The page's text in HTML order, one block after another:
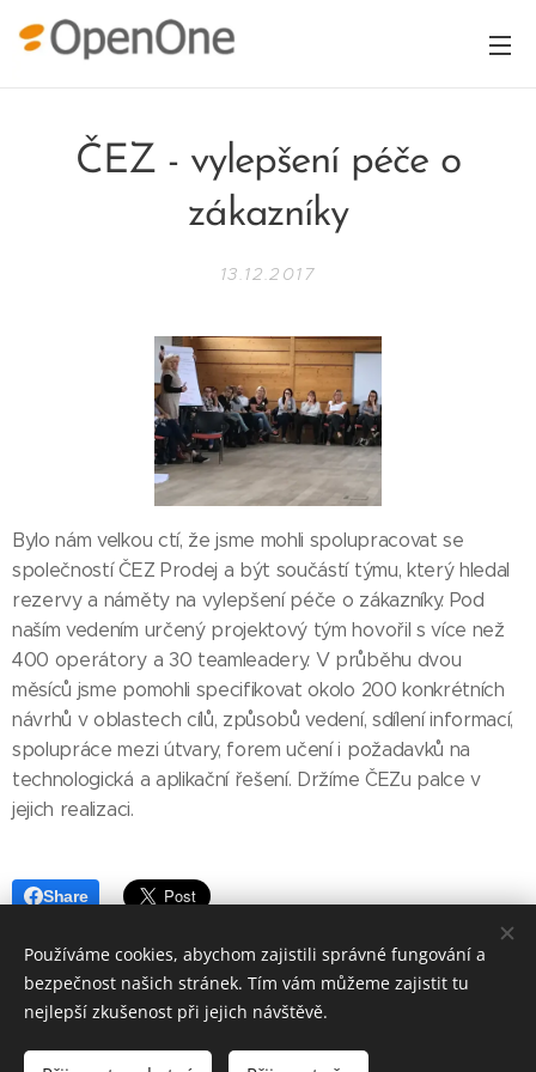
ČEZ - vylepšení péče o
zákazníky
13.12.2017
Bylo nám velkou ctí, že jsme mohli spolupracovat se
společností ČEZ Prodej a být součástí týmu, který hledal
rezervy a náměty na vylepšení péče o zákazníky. Pod
naším vedením určený projektový tým hovořil s více než
400 operátory a 30 teamleadery. V průběhu dvou
měsíců jsme pomohli specifikovat okolo 200 konkrétních
návrhů v oblastech cílů, způsobů vedení, sdílení informací,
spolupráce mezi útvary, forem učení i požadavků na
technologická a aplikační řešení. Držíme ČEZu palce v
jejich realizaci.
Share
ShareFacebook
LinkedIn
EmailTwitter
Používáme cookies, abychom zajistili správné fungování a
bezpečnost našich stránek. Tím vám můžeme zajistit tu
nejlepší zkušenost při jejich návštěvě.